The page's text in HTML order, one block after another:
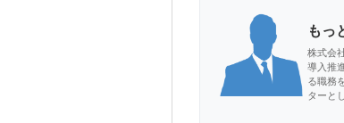
もっ
株式会
導入推
る職務
ターと